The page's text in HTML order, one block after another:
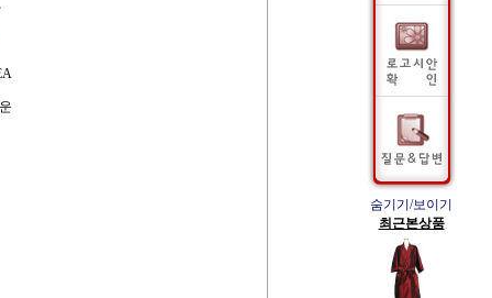
숨기기/보이기
최근본상품